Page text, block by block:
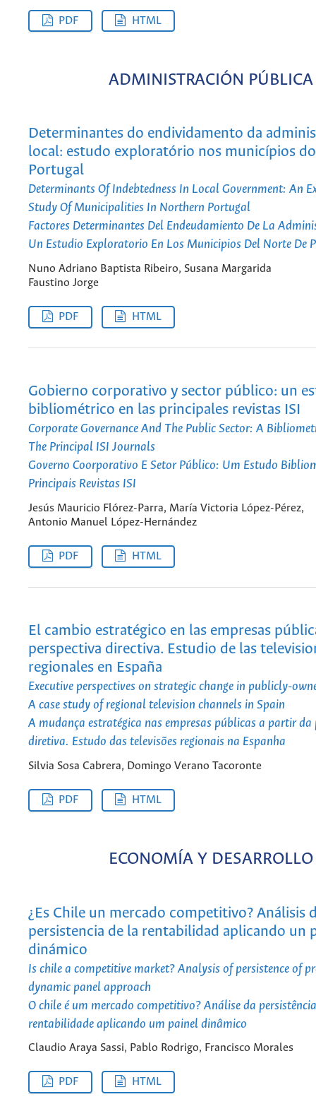
PDF HTML
ADMINISTRACIÓN PÚBLICA
Determinantes do endividamento da
local: estudo exploratório nos municípios
Portugal
Determinants Of Indebtedness In Local Government: An
Study Of Municipalities In Northern Portugal
Factores Determinantes Del Endeudamiento De La
Un Estudio Exploratorio En Los Municipios Del Norte De
Nuno Adriano Baptista Ribeiro, Susana Margarida
Faustino Jorge
PDF HTML
Gobierno corporativo y sector público: un
bibliométrico en las principales revistas ISI
Corporate Governance And The Public Sector: A
The Principal ISI Journals
Governo Coorporativo E Setor Público: Um Estudo
Principais Revistas ISI
Jesús Mauricio Flórez-Parra, María Victoria López-Pérez,
Antonio Manuel López-Hernández
PDF HTML
El cambio estratégico en las empresas
perspectiva directiva. Estudio de las
regionales en España
Executive perspectives on strategic change in publicly-
A case study of regional television channels in Spain
A mudança estratégica nas empresas públicas a partir da
diretiva. Estudo das televisões regionais na Espanha
Silvia Sosa Cabrera, Domingo Verano Tacoronte
PDF HTML
ECONOMÍA Y DESARROLLO
¿Es Chile un mercado competitivo? Análisis
persistencia de la rentabilidad aplicando un
dinámico
Is chile a competitive market? Analysis of persistence of
dynamic panel approach
O chile é um mercado competitivo? Análise da
rentabilidade aplicando um painel dinâmico
Claudio Araya Sassi, Pablo Rodrigo, Francisco Morales
PDF HTML